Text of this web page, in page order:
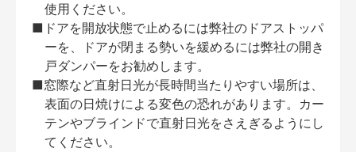
使用ください。
■ドアを開放状態で止めるには弊社のドアストッパ
ーを、ドアが閉まる勢いを緩めるには弊社の開き
戸ダンパーをお勧めします。
■窓際など直射日光が長時間当たりやすい場所は、
表面の日焼けによる変色の恐れがあります。カー
テンやブラインドで直射日光をさえぎるようにし
てください。